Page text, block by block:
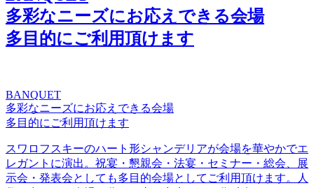
多彩なニーズにお応えできる会場
多目的にご利用頂けます
BANQUET
多彩なニーズにお応えできる会場
多目的にご利用頂けます
スワロフスキーのハート形シャンデリアが会場を華やかでエ
レガントに演出。祝宴・懇親会・法宴・セミナー・総会、展
示会・発表会としても多目的会場としてご利用頂けます。人